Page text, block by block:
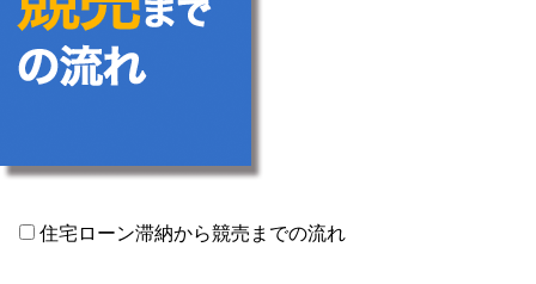
住宅ローン滞納から競売までの流れ